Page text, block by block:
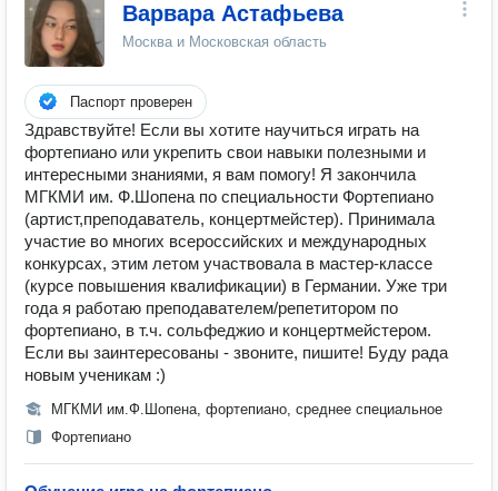
Варвара Астафьева
Москва и Московская область
Паспорт проверен
Здравствуйте! Если вы хотите научиться играть на
фортепиано или укрепить свои навыки полезными и
интересными знаниями, я вам помогу! Я закончила
МГКМИ им. Ф.Шопена по специальности Фортепиано
(артист,преподаватель, концертмейстер). Принимала
участие во многих всероссийских и международных
конкурсах, этим летом участвовала в мастер-классе
(курсе повышения квалификации) в Германии. Уже три
года я работаю преподавателем/репетитором по
фортепиано, в т.ч. сольфеджио и концертмейстером.
Если вы заинтересованы - звоните, пишите! Буду рада
новым ученикам :)
МГКМИ им.Ф.Шопена, фортепиано, среднее специальное
Фортепиано